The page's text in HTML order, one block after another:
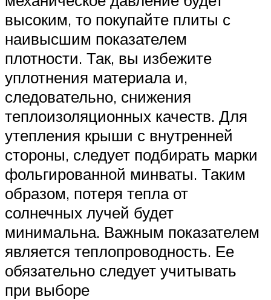
высоким, то покупайте плиты с
наивысшим показателем
плотности. Так, вы избежите
уплотнения материала и,
следовательно, снижения
теплоизоляционных качеств. Для
утепления крыши с внутренней
стороны, следует подбирать марки
фольгированной минваты. Таким
образом, потеря тепла от
солнечных лучей будет
минимальна. Важным показателем
является теплопроводность. Ее
обязательно следует учитывать
при выборе